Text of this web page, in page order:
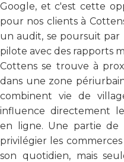
Google, et c'est cette
pour nos clients à
un audit, se poursuit par
pilote avec des rapports
Cottens se trouve à
dans une zone
combinent vie de
influence directement
en ligne. Une partie
privilégier les
son quotidien, mais